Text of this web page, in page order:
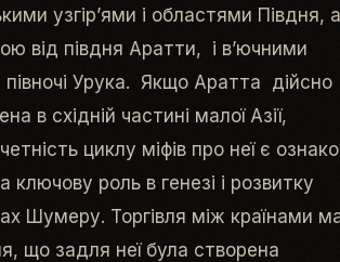
узгір’ями і областями Півдня, а
від півдня Аратти, і в’ючними
Урука. Якщо Аратта дійсно
в східній частині малої Азії,
циклу міфів про неї є
ключову роль в генезі і розвитку
Шумеру. Торгівля між країнами
що задля неї була створена